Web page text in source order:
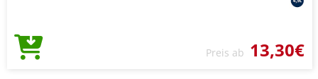
Preis ab 13,30€